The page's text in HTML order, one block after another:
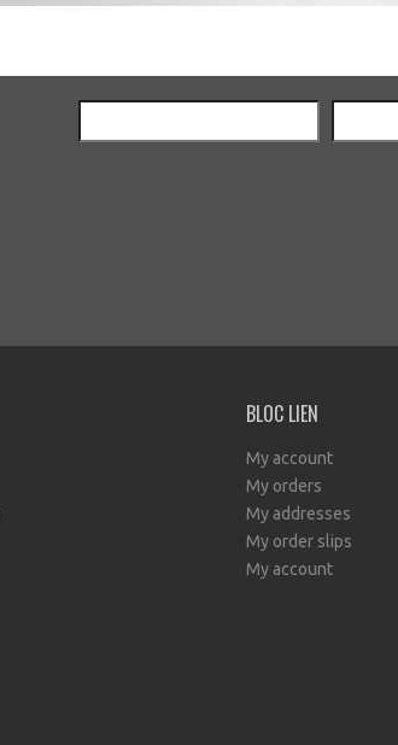
BLOC LIEN
My account
My orders
My addresses
My order slips
My account